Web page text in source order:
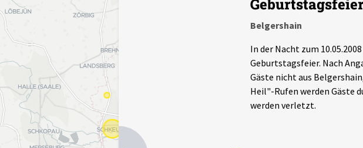
Belgershain
In der Nacht zum
Geburtstagsfeier. Nach
Gäste nicht aus
Heil"-Rufen werden Gäste
werden verletzt.